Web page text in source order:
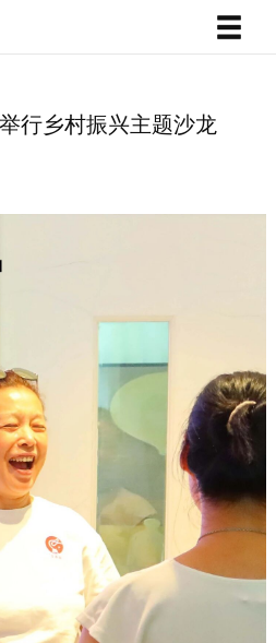
行乡村振兴主题沙龙